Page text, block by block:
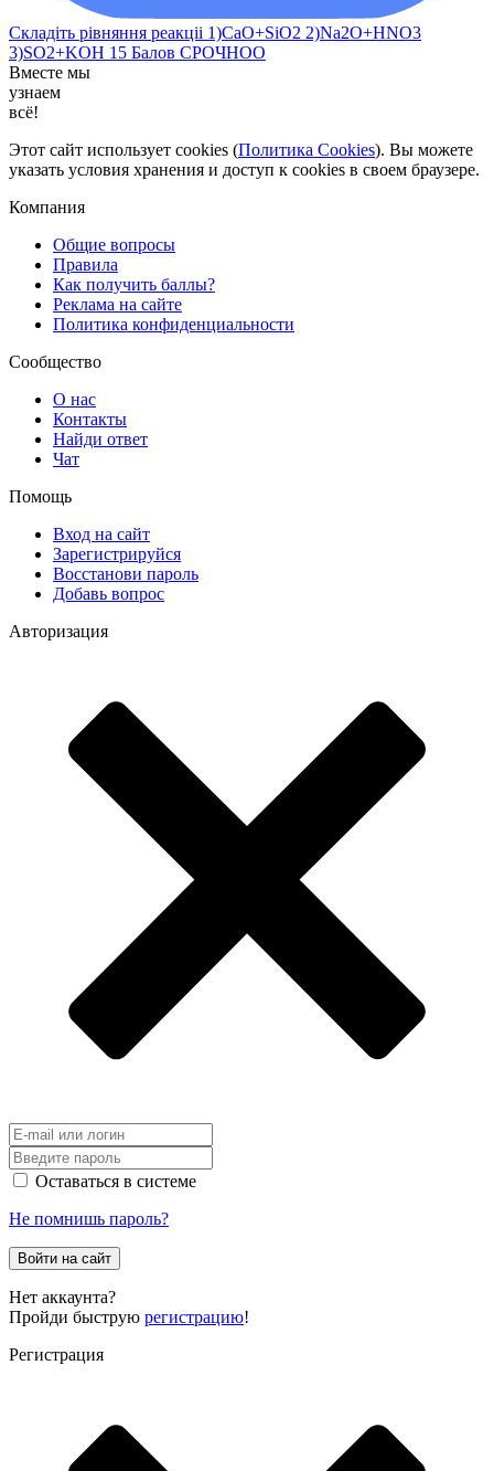
Складіть рівняння реакціі 1)CaO+SiO2 2)Na2O+HNO3
3)SO2+KOH 15 Балов СРОЧНОО​
Вместе мы
узнаем
всё!
Этот сайт использует cookies (Политика Cookies). Вы можете
указать условия хранения и доступ к cookies в своем браузере.
Компания
Общие вопросы
Правила
Как получить баллы?
Реклама на сайте
Политика конфиденциальности
Сообщество
О нас
Контакты
Найди ответ
Чат
Помощь
Вход на сайт
Зарегистрируйся
Восстанови пароль
Добавь вопрос
Авторизация
Оставаться в системе
Не помнишь пароль?
Войти на сайт
Нет аккаунта?
Пройди быструю регистрацию!
Регистрация